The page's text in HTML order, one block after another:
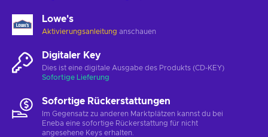
Lowe's
Aktivierungsanleitung anschauen
Digitaler Key
Dies ist eine digitale Ausgabe des Produkts (CD-KEY)
Sofortige Lieferung
Sofortige Rückerstattungen
Im Gegensatz zu anderen Marktplätzen kannst du bei
Eneba eine sofortige Rückerstattung für nicht
angesehene Keys erhalten.